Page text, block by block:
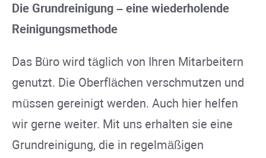
Die Grundreinigung – eine wiederholende
Reinigungsmethode
Das Büro wird täglich von Ihren Mitarbeitern
genutzt. Die Oberflächen verschmutzen und
müssen gereinigt werden. Auch hier helfen
wir gerne weiter. Mit uns erhalten sie eine
Grundreinigung, die in regelmäßigen